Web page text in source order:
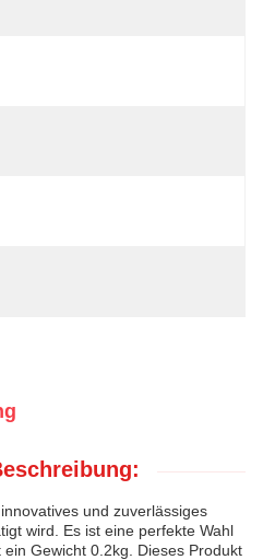
und zuverlässiges
wird. Es ist eine perfekte Wahl
Gewicht 0.2kg. Dieses Produkt